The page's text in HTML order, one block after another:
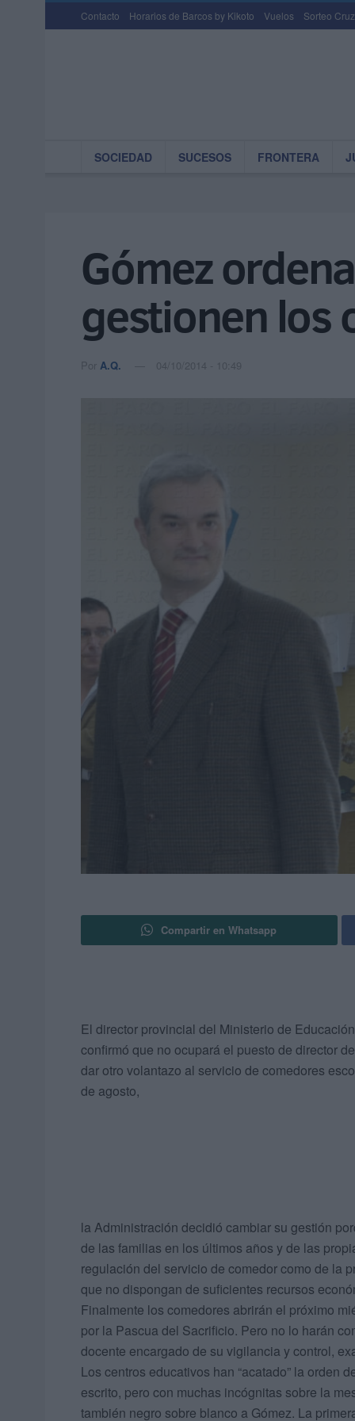
Contacto Horarios de Barcos by Kikoto Vuelos Sorteo
SOCIEDAD SUCESOS FRONTERA
Gómez
gestionen los
Por A.Q. 04/10/2014 - 10:49
Compartir en Whatsapp
El director provincial del Ministerio de
confirmó que no ocupará el puesto de director
dar otro volantazo al servicio de comedores
de agosto,
la Administración decidió cambiar su gestión
de las familias en los últimos años y de las
regulación del servicio de comedor como de la
que no dispongan de suficientes recursos
Finalmente los comedores abrirán el próximo
por la Pascua del Sacrificio. Pero no lo harán
docente encargado de su vigilancia y control,
Los centros educativos han “acatado” la orden
escrito, pero con muchas incógnitas sobre la
también negro sobre blanco a Gómez. La